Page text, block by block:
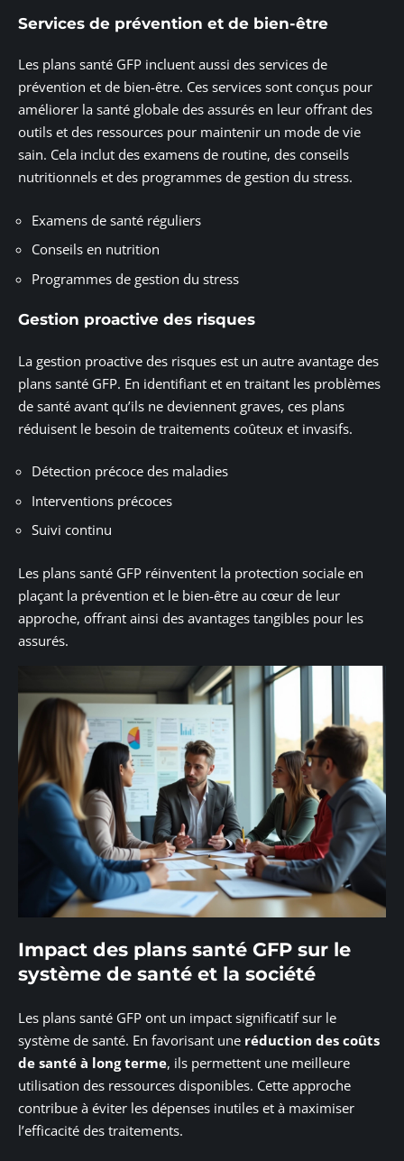
Services de prévention et de bien-être
Les plans santé GFP incluent aussi des services de
prévention et de bien-être. Ces services sont conçus pour
améliorer la santé globale des assurés en leur offrant des
outils et des ressources pour maintenir un mode de vie
sain. Cela inclut des examens de routine, des conseils
nutritionnels et des programmes de gestion du stress.
Examens de santé réguliers
Conseils en nutrition
Programmes de gestion du stress
Gestion proactive des risques
La gestion proactive des risques est un autre avantage des
plans santé GFP. En identifiant et en traitant les problèmes
de santé avant qu’ils ne deviennent graves, ces plans
réduisent le besoin de traitements coûteux et invasifs.
Détection précoce des maladies
Interventions précoces
Suivi continu
Les plans santé GFP réinventent la protection sociale en
plaçant la prévention et le bien-être au cœur de leur
approche, offrant ainsi des avantages tangibles pour les
assurés.
Impact des plans santé GFP sur le
système de santé et la société
Les plans santé GFP ont un impact significatif sur le
système de santé. En favorisant une réduction des coûts
de santé à long terme, ils permettent une meilleure
utilisation des ressources disponibles. Cette approche
contribue à éviter les dépenses inutiles et à maximiser
l’efficacité des traitements.